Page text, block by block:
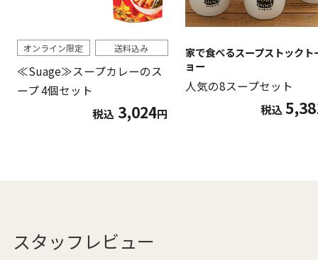
オンライン限定 送料込み
≪Suage≫スープカレーのス
ープ 4個セット
税込 3,024円
家で食べるスープストックト
ョー
人気の8スープセット
税込
スタッフレビュー